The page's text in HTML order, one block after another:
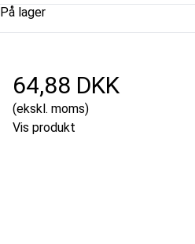
På lager
64,88 DKK
(ekskl. moms)
Vis produkt